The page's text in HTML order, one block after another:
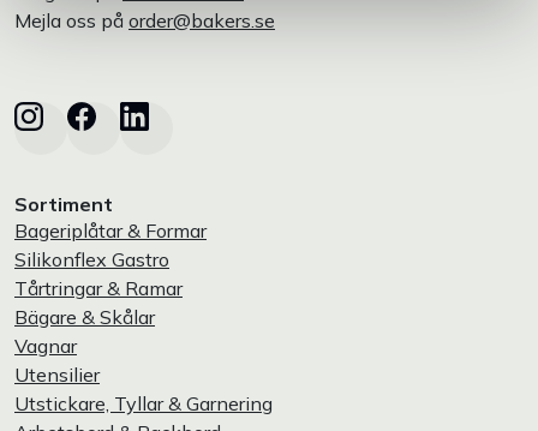
Mejla oss på order@bakers.se
Sortiment
Bageriplåtar & Formar
Silikonflex Gastro
Tårtringar & Ramar
Bägare & Skålar
Vagnar
Utensilier
Utstickare, Tyllar & Garnering